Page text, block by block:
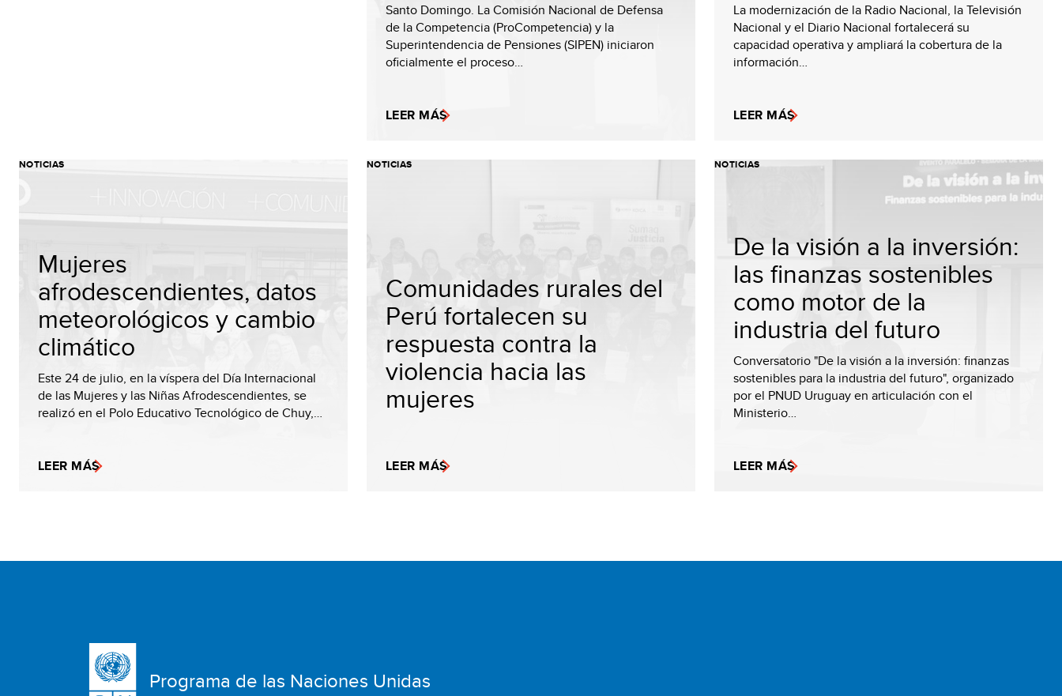
Santo Domingo. La Comisión Nacional de Defensa
de la Competencia (ProCompetencia) y la
Superintendencia de Pensiones (SIPEN) iniciaron
oficialmente el proceso…
LEER MÁS
La modernización de la Radio Nacional, la Televisión
Nacional y el Diario Nacional fortalecerá su
capacidad operativa y ampliará la cobertura de la
información…
LEER MÁS
NOTICIAS
Mujeres
afrodescendientes, datos
meteorológicos y cambio
climático
Este 24 de julio, en la víspera del Día Internacional
de las Mujeres y las Niñas Afrodescendientes, se
realizó en el Polo Educativo Tecnológico de Chuy,…
LEER MÁS
NOTICIAS
Comunidades rurales del
Perú fortalecen su
respuesta contra la
violencia hacia las
mujeres
LEER MÁS
NOTICIAS
De la visión a la inversión:
las finanzas sostenibles
como motor de la
industria del futuro
Conversatorio "De la visión a la inversión: finanzas
sostenibles para la industria del futuro", organizado
por el PNUD Uruguay en articulación con el
Ministerio…
LEER MÁS
Programa de las Naciones Unidas